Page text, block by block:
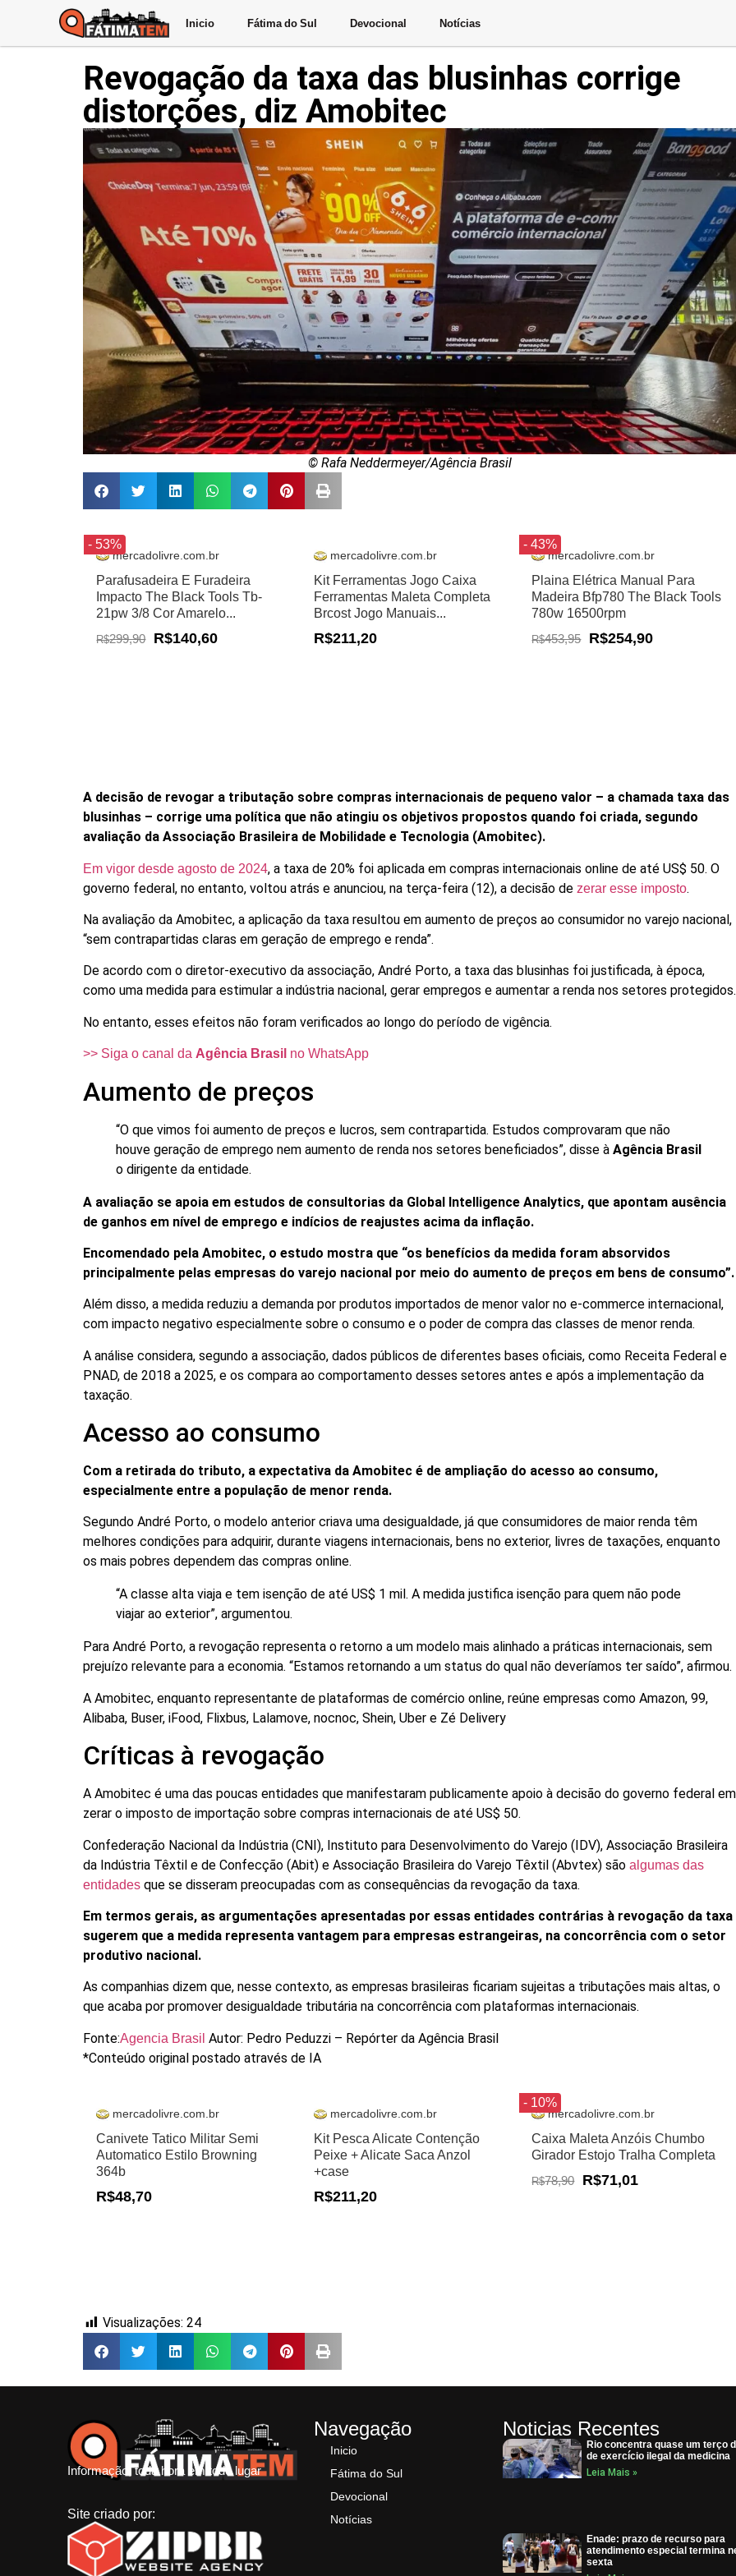
Inicio Fátima do Sul Devocional Notícias
Revogação da taxa das blusinhas corrige
distorções, diz Amobitec
© Rafa Neddermeyer/Agência Brasil
- 53%
mercadolivre.com.br
Parafusadeira E Furadeira
Impacto The Black Tools Tb-
21pw 3/8 Cor Amarelo...
R$299,90 R$140,60
mercadolivre.com.br
Kit Ferramentas Jogo Caixa
Ferramentas Maleta Completa
Brcost Jogo Manuais...
R$211,20
- 43%
mercadolivre.com.br
Plaina Elétrica Manual Para
Madeira Bfp780 The Black Tools
780w 16500rpm
R$453,95 R$254,90
A decisão de revogar a tributação sobre compras internacionais de pequeno valor – a chamada taxa das
blusinhas – corrige uma política que não atingiu os objetivos propostos quando foi criada, segundo
avaliação da Associação Brasileira de Mobilidade e Tecnologia (Amobitec).
Em vigor desde agosto de 2024, a taxa de 20% foi aplicada em compras internacionais online de até US$ 50. O
governo federal, no entanto, voltou atrás e anunciou, na terça-feira (12), a decisão de zerar esse imposto.
Na avaliação da Amobitec, a aplicação da taxa resultou em aumento de preços ao consumidor no varejo nacional,
“sem contrapartidas claras em geração de emprego e renda”.
De acordo com o diretor-executivo da associação, André Porto, a taxa das blusinhas foi justificada, à época,
como uma medida para estimular a indústria nacional, gerar empregos e aumentar a renda nos setores protegidos.
No entanto, esses efeitos não foram verificados ao longo do período de vigência.
>> Siga o canal da Agência Brasil no WhatsApp
Aumento de preços
“O que vimos foi aumento de preços e lucros, sem contrapartida. Estudos comprovaram que não
houve geração de emprego nem aumento de renda nos setores beneficiados”, disse àAgência Brasil
o dirigente da entidade.
A avaliação se apoia em estudos de consultorias da Global Intelligence Analytics, que apontam ausência
de ganhos em nível de emprego e indícios de reajustes acima da inflação.
Encomendado pela Amobitec, o estudo mostra que “os benefícios da medida foram absorvidos
principalmente pelas empresas do varejo nacional por meio do aumento de preços em bens de consumo”.
Além disso, a medida reduziu a demanda por produtos importados de menor valor no e-commerce internacional,
com impacto negativo especialmente sobre o consumo e o poder de compra das classes de menor renda.
A análise considera, segundo a associação, dados públicos de diferentes bases oficiais, como Receita Federal e
PNAD, de 2018 a 2025, e os compara ao comportamento desses setores antes e após a implementação da
taxação.
Acesso ao consumo
Com a retirada do tributo, a expectativa da Amobitec é de ampliação do acesso ao consumo,
especialmente entre a população de menor renda.
Segundo André Porto, o modelo anterior criava uma desigualdade, já que consumidores de maior renda têm
melhores condições para adquirir, durante viagens internacionais, bens no exterior, livres de taxações, enquanto
os mais pobres dependem das compras online.
“A classe alta viaja e tem isenção de até US$ 1 mil. A medida justifica isenção para quem não pode
viajar ao exterior”, argumentou.
Para André Porto, a revogação representa o retorno a um modelo mais alinhado a práticas internacionais, sem
prejuízo relevante para a economia. “Estamos retornando a um status do qual não deveríamos ter saído”, afirmou.
A Amobitec, enquanto representante de plataformas de comércio online, reúne empresas como Amazon, 99,
Alibaba, Buser, iFood, Flixbus, Lalamove, nocnoc, Shein, Uber e Zé Delivery
Críticas à revogação
A Amobitec é uma das poucas entidades que manifestaram publicamente apoio à decisão do governo federal em
zerar o imposto de importação sobre compras internacionais de até US$ 50.
Confederação Nacional da Indústria (CNI), Instituto para Desenvolvimento do Varejo (IDV), Associação Brasileira
da Indústria Têxtil e de Confecção (Abit) e Associação Brasileira do Varejo Têxtil (Abvtex) sãoalgumas das
entidades que se disseram preocupadas com as consequências da revogação da taxa.
Em termos gerais, as argumentações apresentadas por essas entidades contrárias à revogação da taxa
sugerem que a medida representa vantagem para empresas estrangeiras, na concorrência com o setor
produtivo nacional.
As companhias dizem que, nesse contexto, as empresas brasileiras ficariam sujeitas a tributações mais altas, o
que acaba por promover desigualdade tributária na concorrência com plataformas internacionais.
Fonte:Agencia BrasilAutor: Pedro Peduzzi – Repórter da Agência Brasil
*Conteúdo original postado através de IA
mercadolivre.com.br
Canivete Tatico Militar Semi
Automatico Estilo Browning
364b
R$48,70
mercadolivre.com.br
Kit Pesca Alicate Contenção
Peixe + Alicate Saca Anzol
+case
R$211,20
- 10%
mercadolivre.com.br
Caixa Maleta Anzóis Chumbo
Girador Estojo Tralha Completa
R$78,90 R$71,01
Visualizações: 24
Informação, toda hora em todo lugar
Site criado por:
Navegação
Inicio
Fátima do Sul
Devocional
Notícias
Noticias Recentes
Rio concentra quase um terço
de exercício ilegal da medicina
Leia Mais »
Enade: prazo de recurso para
atendimento especial termina
sexta